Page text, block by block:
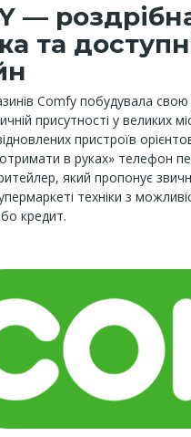
—
та
Comfy побудувала свою
присутності у великих
пристроїв
в руках» телефон
який пропонує
техніки з
кредит.